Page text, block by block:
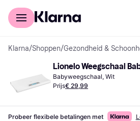
Voor shoppers
Klarna/Shoppen/Gezondheid &
Lionelo Weegschaal
Babyweegschaal, Wit
Prijs€ 29,99
Probeer flexibele betalingen met